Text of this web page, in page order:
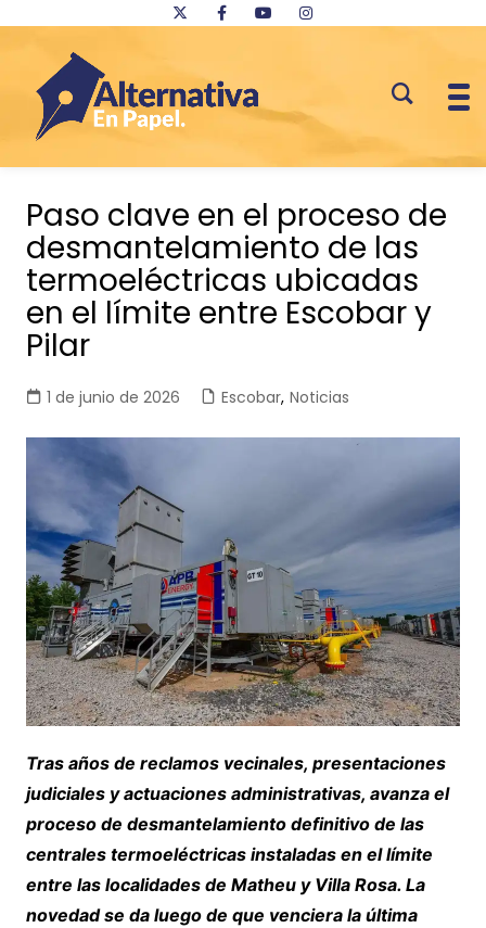
contenido
Paso clave en el proceso de
desmantelamiento de las
termoeléctricas ubicadas
en el límite entre Escobar y
Pilar
1 de junio de 2026 Escobar, Noticias
Tras años de reclamos vecinales, presentaciones
judiciales y actuaciones administrativas, avanza el
proceso de desmantelamiento definitivo de las
centrales termoeléctricas instaladas en el límite
entre las localidades de Matheu y Villa Rosa. La
novedad se da luego de que venciera la última